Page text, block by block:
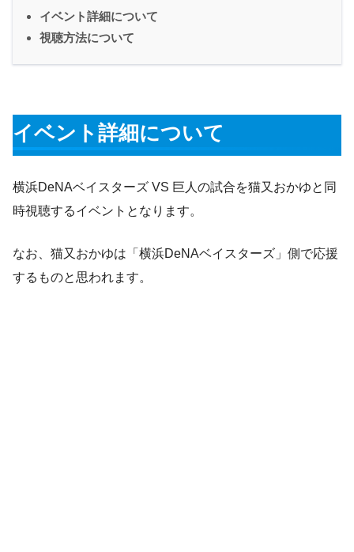
イベント詳細について
視聴方法について
イベント詳細について
横浜DeNAベイスターズ VS 巨人の試合を猫又おかゆと同
時視聴するイベントとなります。
なお、猫又おかゆは「横浜DeNAベイスターズ」側で応援
するものと思われます。